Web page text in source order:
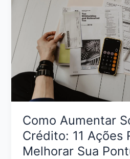
zero
e
alcançar
liberdade
financeira
Como Aumentar
Crédito: 11 Ações
Melhorar Sua